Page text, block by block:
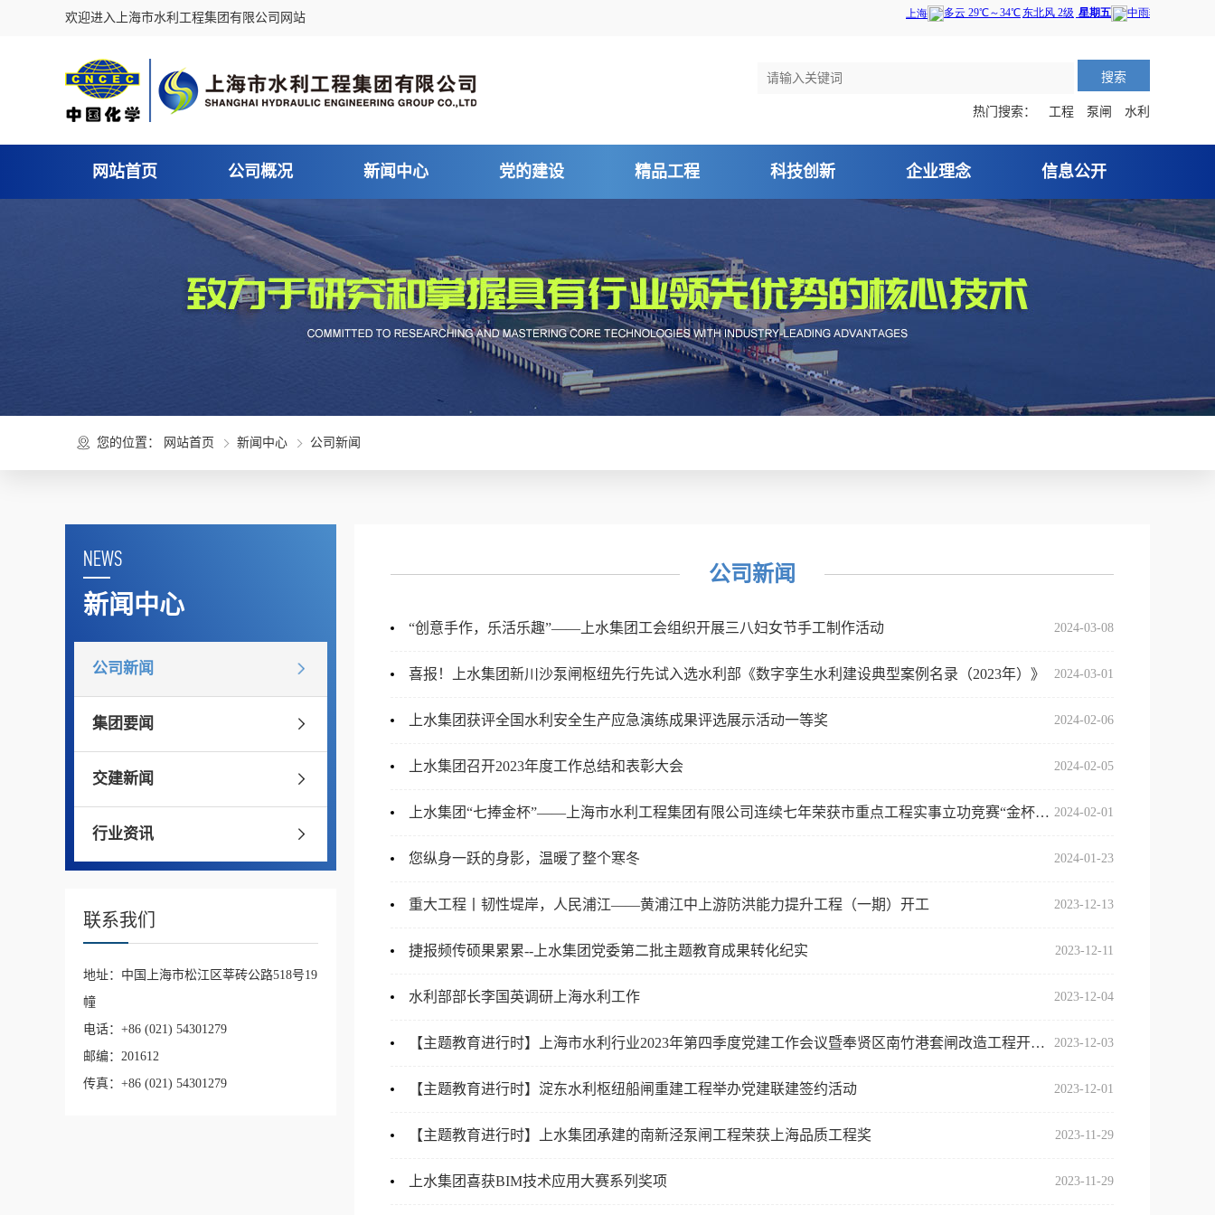
欢迎进入上海市水利工程集团有限公司网站
搜索
热门搜索： 工程 泵闸 水利
网站首页 公司概况 新闻中心 党的建设 精品工程 科技创新 企业理念 信息公开
您的位置： 网站首页 新闻中心 公司新闻
NEWS
新闻中心
公司新闻
集团要闻
交建新闻
行业资讯
联系我们
地址：中国上海市松江区莘砖公路518号19
幢
电话：+86 (021) 54301279
邮编：201612
传真：+86 (021) 54301279
公司新闻
“创意手作，乐活乐趣”——上水集团工会组织开展三八妇女节手工制作活动 2024-03-08
喜报！上水集团新川沙泵闸枢纽先行先试入选水利部《数字孪生水利建设典型案例名录（2023年）》 2024-03-01
上水集团获评全国水利安全生产应急演练成果评选展示活动一等奖 2024-02-06
上水集团召开2023年度工作总结和表彰大会 2024-02-05
上水集团“七捧金杯”——上海市水利工程集团有限公司连续七年荣获市重点工程实事立功竞赛“金杯公司” 2024-02-01
您纵身一跃的身影，温暖了整个寒冬 2024-01-23
重大工程丨韧性堤岸，人民浦江——黄浦江中上游防洪能力提升工程（一期）开工 2023-12-13
捷报频传硕果累累--上水集团党委第二批主题教育成果转化纪实 2023-12-11
水利部部长李国英调研上海水利工作 2023-12-04
【主题教育进行时】上海市水利行业2023年第四季度党建工作会议暨奉贤区南竹港套闸改造工程开工仪式顺利召开 2023-12-03
【主题教育进行时】淀东水利枢纽船闸重建工程举办党建联建签约活动 2023-12-01
【主题教育进行时】上水集团承建的南新泾泵闸工程荣获上海品质工程奖 2023-11-29
上水集团喜获BIM技术应用大赛系列奖项 2023-11-29